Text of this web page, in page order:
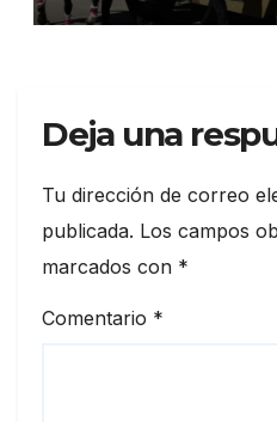
Deja una
Tu dirección de correo
publicada. Los campos
marcados con *
Comentario *